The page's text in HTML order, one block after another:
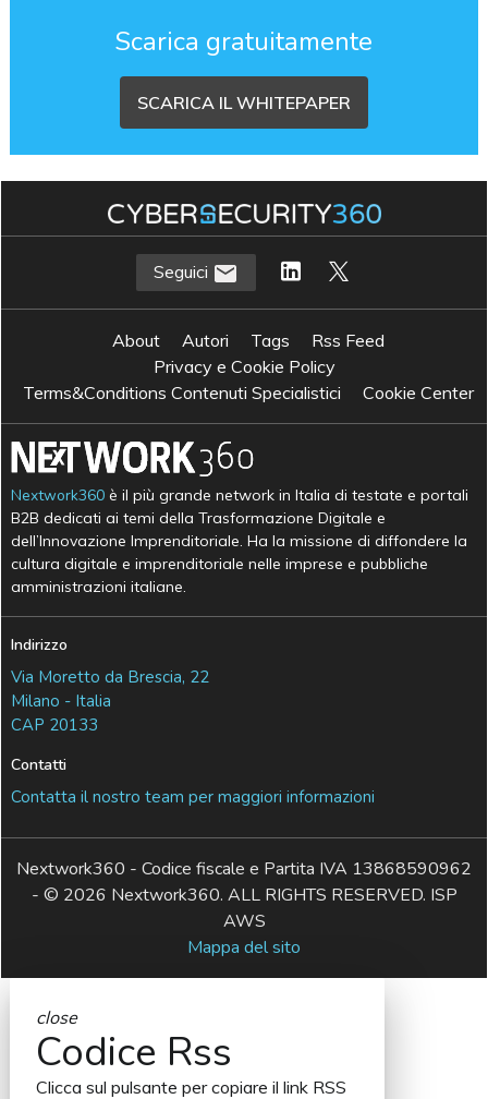
Scarica gratuitamente
SCARICA IL WHITEPAPER
Seguici
About Autori Tags
Rss Feed
Privacy e Cookie Policy
Terms&Conditions Contenuti Specialistici
Cookie Center
Nextwork360 è il più grande network in Italia di testate e portali
B2B dedicati ai temi della Trasformazione Digitale e
dell’Innovazione Imprenditoriale. Ha la missione di diffondere la
cultura digitale e imprenditoriale nelle imprese e pubbliche
amministrazioni italiane.
Indirizzo
Via Moretto da Brescia, 22
Milano - Italia
CAP 20133
Contatti
Contatta il nostro team per maggiori informazioni
Nextwork360 - Codice fiscale e Partita IVA 13868590962
- © 2026 Nextwork360. ALL RIGHTS RESERVED. ISP
AWS
Mappa del sito
close
Codice Rss
Clicca sul pulsante per copiare il link RSS